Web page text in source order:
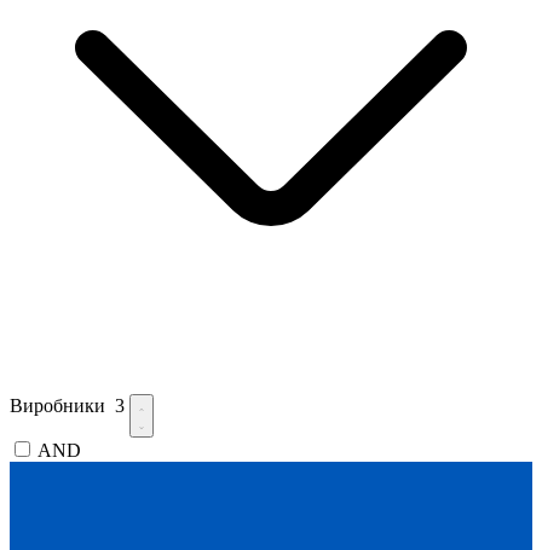
Виробники 3
AND